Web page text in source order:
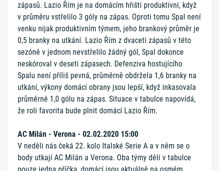
zápasů. Lazio Řím je na domácím hřišti produktivní, když
v průměru vstřelilo 3 góly na zápas. Oproti tomu Spal není
venku nijak produktivním týmem, jeho brankový průměr je
0,5 branky na utkání. Lazio Řím z dvaceti zápasů v této
sezóně v jednom nevstřelilo žádný gól, Spal dokonce
neskóroval v deseti zápasech. Defenziva hostujícího
Spalu není příliš pevná, průměrně obdržela 1,6 branky na
utkání, výkony domácí obrany jsou lepší, když inkasovala
průměrně 1,0 gólu na zápas. Situace v tabulce napovídá,
že roli favorita bude plnit domácí Lazio Řím.
AC Milán - Verona - 02.02.2020 15:00
V neděli nás čeká 22. kolo Italské Serie A a v něm se o
body utkají AC Milán a Verona. Oba týmy dělí v tabulce